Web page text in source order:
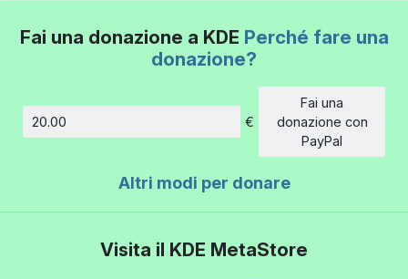
Fai una donazione a KDE Perché fare una
donazione?
Importo
€
Fai una
donazione con
PayPal
Altri modi per donare
Visita il KDE MetaStore